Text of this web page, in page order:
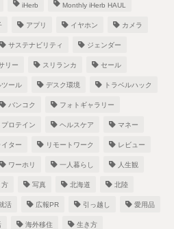
iHerb Monthly iHerb HAUL
アプリ イヤホン カメラ
サステナビリティ ジェンダー
リー スリランカ セール
ツール デスク環境 トラベルハック
バンコク フォトギャラリー
プロテイン ヘルスケア マネー
イター リモートワーク レビュー
ワーホリ 一人暮らし 人生観
方 写真 北海道 北陸
活 広報PR 引っ越し 愛用品
海外移住 生き方